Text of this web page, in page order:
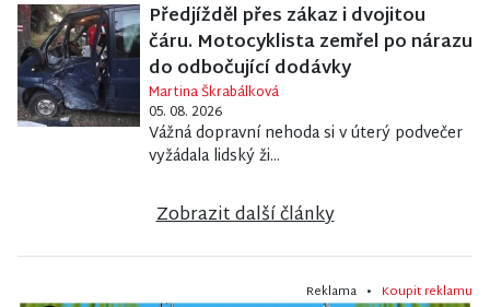
Předjížděl přes zákaz i dvojitou
čáru. Motocyklista zemřel po nárazu
do odbočující dodávky
Martina Škrabálková
05. 08. 2026
Vážná dopravní nehoda si v úterý podvečer
vyžádala lidský ži...
Zobrazit další články
Reklama • Koupit reklamu